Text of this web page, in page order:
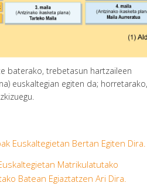
baterako, trebetasun hartzaileen
euskaltegian egiten da; horretarako,
Euskaltegietan Bertan Egiten Dira.
Matrikulatutako
Batean Egiaztatzen Ari Dira.